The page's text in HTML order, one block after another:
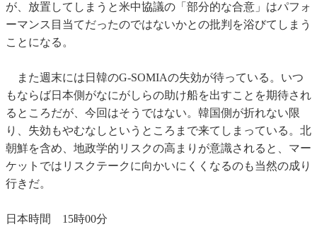
が、放置してしまうと米中協議の「部分的な合意」はパフォ
ーマンス目当てだったのではないかとの批判を浴びてしまう
ことになる。
また週末には日韓のG-SOMIAの失効が待っている。いつ
もならば日本側がなにがしらの助け船を出すことを期待され
るところだが、今回はそうではない。韓国側が折れない限
り、失効もやむなしというところまで来てしまっている。北
朝鮮を含め、地政学的リスクの高まりが意識されると、マー
ケットではリスクテークに向かいにくくなるのも当然の成り
行きだ。
日本時間 15時00分